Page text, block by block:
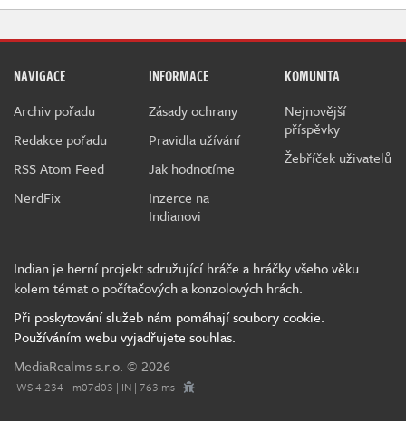
NAVIGACE
Archiv pořadu
Redakce pořadu
RSS Atom Feed
NerdFix
INFORMACE
Zásady ochrany
Pravidla užívání
Jak hodnotíme
Inzerce na
Indianovi
KOMUNITA
Nejnovější
příspěvky
Žebříček uživatelů
Indian je herní projekt sdružující hráče a hráčky všeho věku
kolem témat o počítačových a konzolových hrách.
Při poskytování služeb nám pomáhají soubory cookie.
Používáním webu vyjadřujete souhlas.
MediaRealms s.r.o. © 2026
IWS 4.234 - m07d03 | IN | 763 ms |